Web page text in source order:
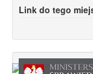
Link do tego